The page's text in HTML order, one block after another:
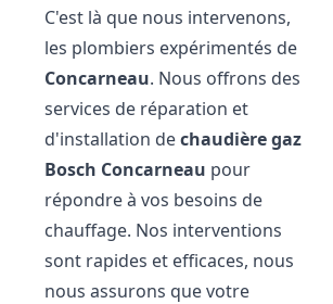
C'est là que nous intervenons,
les plombiers expérimentés de
Concarneau. Nous offrons des
services de réparation et
d'installation dechaudière gaz
Bosch Concarneau pour
répondre à vos besoins de
chauffage. Nos interventions
sont rapides et efficaces, nous
nous assurons que votre